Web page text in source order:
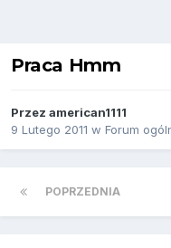
Praca Hmm
Przez american1111
9 Lutego 2011 w Forum
POPRZEDNIA